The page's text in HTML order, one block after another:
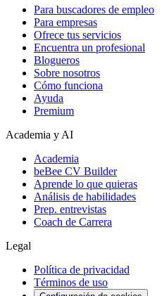
Para buscadores de empleo
Para empresas
Ofrece tus servicios
Encuentra un profesional
Blogueros
Sobre nosotros
Cómo funciona
Ayuda
Premium
Academia y AI
Academia
beBee CV Builder
Aprende lo que quieras
Análisis de habilidades
Prep. entrevistas
Coach de Carrera
Legal
Política de privacidad
Términos de uso